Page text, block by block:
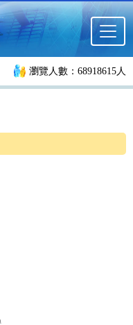
瀏覽人數：68918615人